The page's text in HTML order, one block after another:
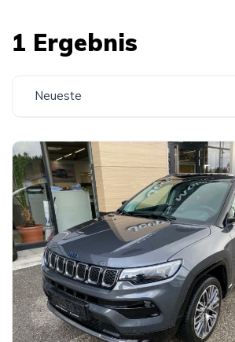
1 Ergebnis
Neueste